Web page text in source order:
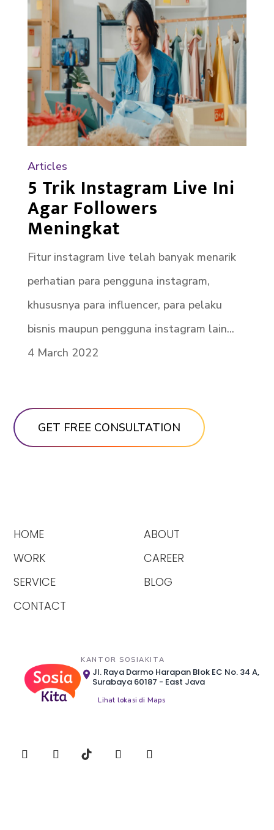
Articles
5 Trik Instagram Live Ini
Agar Followers
Meningkat
Fitur instagram live telah banyak menarik
perhatian para pengguna instagram,
khususnya para influencer, para pelaku
bisnis maupun pengguna instagram lain...
4 March 2022
HOME
WORK
SERVICE
CONTACT
ABOUT
CAREER
BLOG
KANTOR SOSIAKITA
Jl. Raya Darmo Harapan Blok EC No. 34 A,
Surabaya 60187 - East Java
Lihat lokasi di Maps